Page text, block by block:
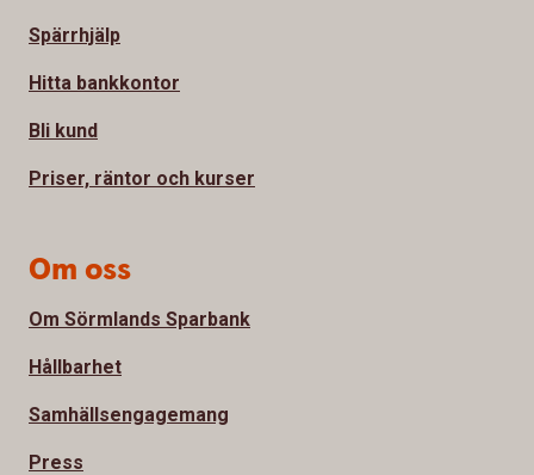
Spärrhjälp
Hitta bankkontor
Bli kund
Priser, räntor och kurser
Om oss
Om Sörmlands Sparbank
Hållbarhet
Samhällsengagemang
Press